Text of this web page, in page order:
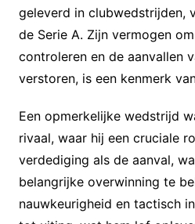
geleverd in clubwedstrijden,
de Serie A. Zijn vermogen
controleren en de aanvallen
verstoren, is een kenmerk
Een opmerkelijke wedstrijd
rivaal, waar hij een cruciale
verdediging als de aanval,
belangrijke overwinning te
nauwkeurigheid en tactisch